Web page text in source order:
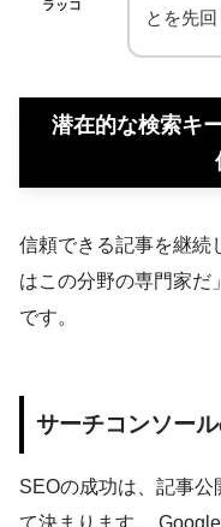
ラッコ
とを先
潜在的な検索キ
信頼できる記事を継続
はこの分野の専門家だ
です。
サーチコンソー
SEOの成功は、記事